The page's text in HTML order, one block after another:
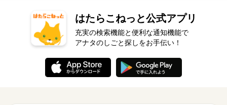
はたらこねっと公式アプリ
充実の検索機能と便利な通知機能で
アナタのしごと探しをお手伝い！